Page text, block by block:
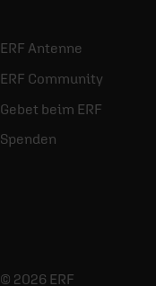
ERF Antenne
ERF Community
Gebet beim ERF
Spenden
© 2026 ERF